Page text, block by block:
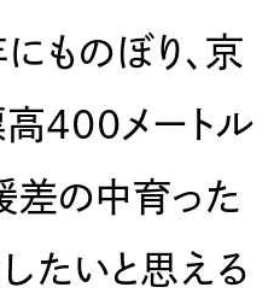
ものぼり、京
400メートル
の中育った
たいと思える